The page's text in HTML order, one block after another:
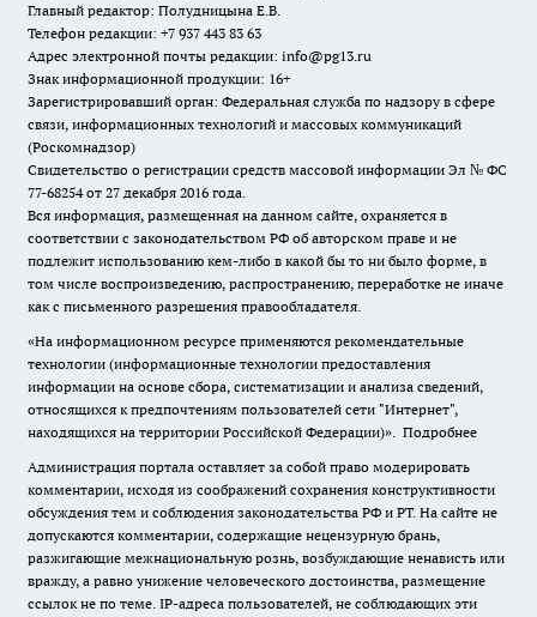
Главный редактор: Полудницына Е.В.
Телефон редакции: +7 937 443 83 63
Адрес электронной почты редакции: info@pg13.ru
Знак информационной продукции: 16+
Зарегистрировавший орган: Федеральная служба по надзору в сфере
связи, информационных технологий и массовых коммуникаций
(Роскомнадзор)
Свидетельство о регистрации средств массовой информации Эл № ФС
77-68254 от 27 декабря 2016 года.
Вся информация, размещенная на данном сайте, охраняется в
соответствии с законодательством РФ об авторском праве и не
подлежит использованию кем-либо в какой бы то ни было форме, в
том числе воспроизведению, распространению, переработке не иначе
как с письменного разрешения правообладателя.
«На информационном ресурсе применяются рекомендательные
технологии (информационные технологии предоставления
информации на основе сбора, систематизации и анализа сведений,
относящихся к предпочтениям пользователей сети "Интернет",
находящихся на территории Российской Федерации)». Подробнее
Администрация портала оставляет за собой право модерировать
комментарии, исходя из соображений сохранения конструктивности
обсуждения тем и соблюдения законодательства РФ и РТ. На сайте не
допускаются комментарии, содержащие нецензурную брань,
разжигающие межнациональную рознь, возбуждающие ненависть или
вражду, а равно унижение человеческого достоинства, размещение
ссылок не по теме. IP-адреса пользователей, не соблюдающих эти